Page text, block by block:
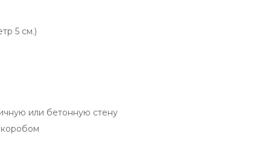
5 см.)
или бетонную стену